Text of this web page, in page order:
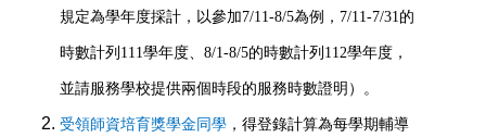
規定為學年度採計，以參加7/11-8/5為例，7/11-7/31的
時數計列111學年度、8/1-8/5的時數計列112學年度，
並請服務學校提供兩個時段的服務時數證明）。
受領師資培育獎學金同學 ，得登錄計算為每學期輔導